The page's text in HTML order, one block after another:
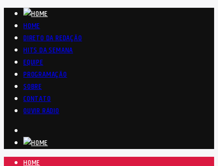
HOME
DIRETO DA REDAÇÃO
HITS DA SEMANA
EQUIPE
PROGRAMAÇÃO
SOBRE
CONTATO
OUVIR RÁDIO
HOME